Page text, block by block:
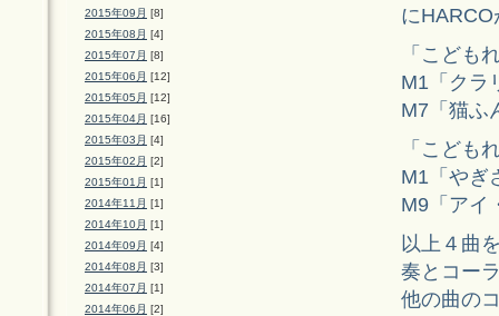
2015年09月 [8]
2015年08月 [4]
2015年07月 [8]
2015年06月 [12]
2015年05月 [12]
2015年04月 [16]
2015年03月 [4]
2015年02月 [2]
2015年01月 [1]
2014年11月 [1]
2014年10月 [1]
2014年09月 [4]
2014年08月 [3]
2014年07月 [1]
2014年06月 [2]
に
「こども
M1「クラ
M7「猫ふ
「こども
M1「やぎ
M9「アイ
以上４曲
奏とコー
他の曲の